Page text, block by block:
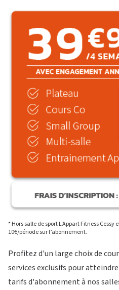
M
I
S’ABONNER
FORMULE
APPLI JOY
BLOG
DEVENIR
* Hors salle de sport L'Appart Fitness
10€/période sur l’abonnement.
Profitez d'un large choix de
services exclusifs pour
tarifs d'abonnement à nos